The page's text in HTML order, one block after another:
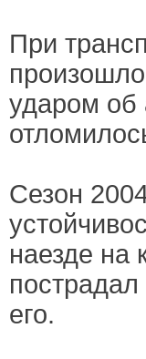
При
ударом об
Сезон
наезде на
его.